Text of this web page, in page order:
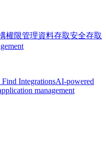
權限管理資料存取安全存取
Find IntegrationsAI-powered
management